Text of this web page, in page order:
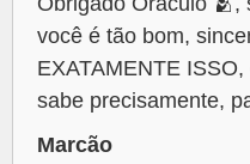
você é tão bom,
EXATAMENTE
sabe precisamente,
Marcão